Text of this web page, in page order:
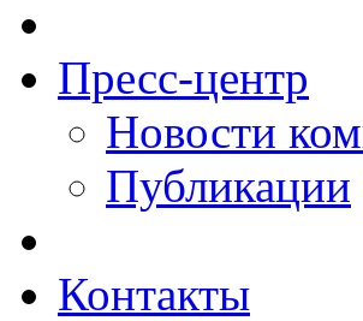
Пресс-центр
Новости
Публикации
Контакты